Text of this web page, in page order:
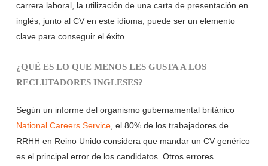
carrera laboral, la utilización de una carta de presentación en
inglés, junto al CV en este idioma, puede ser un elemento
clave para conseguir el éxito.
¿QUÉ ES LO QUE MENOS LES GUSTA A LOS
RECLUTADORES INGLESES?
Según un informe del organismo gubernamental británico
National Careers Service, el 80% de los trabajadores de
RRHH en Reino Unido considera que mandar un CV genérico
es el principal error de los candidatos. Otros errores